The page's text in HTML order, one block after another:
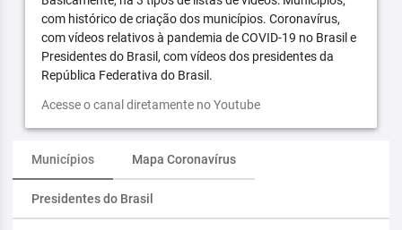
com histórico de criação dos municípios. Coronavírus,
com vídeos relativos à pandemia de COVID-19 no Brasil e
Presidentes do Brasil, com vídeos dos presidentes da
República Federativa do Brasil.
Acesse o canal diretamente no Youtube
Municípios Mapa Coronavírus
Presidentes do Brasil